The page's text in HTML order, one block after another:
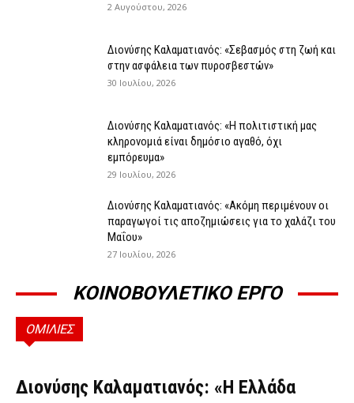
2 Αυγούστου, 2026
Διονύσης Καλαματιανός: «Σεβασμός στη ζωή και
στην ασφάλεια των πυροσβεστών»
30 Ιουλίου, 2026
Διονύσης Καλαματιανός: «Η πολιτιστική μας
κληρονομιά είναι δημόσιο αγαθό, όχι
εμπόρευμα»
29 Ιουλίου, 2026
Διονύσης Καλαματιανός: «Ακόμη περιμένουν οι
παραγωγοί τις αποζημιώσεις για το χαλάζι του
Μαΐου»
27 Ιουλίου, 2026
ΚΟΙΝΟΒΟΥΛΕΤΙΚΟ ΕΡΓΟ
ΟΜΙΛΙΕΣ
ΟΜΙΛΊΕΣ
Διονύσης Καλαματιανός: «Η Ελλάδα